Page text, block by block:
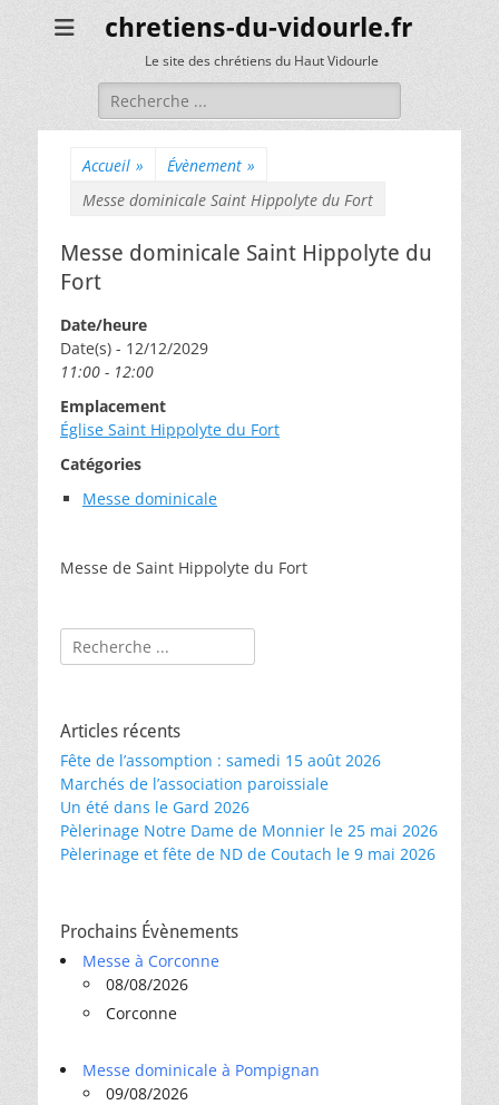
chretiens-du-vidourle.fr
Le site des chrétiens du Haut Vidourle
Rechercher :
Accueil » Évènement »
Messe dominicale Saint Hippolyte du Fort
Messe dominicale Saint Hippolyte du
Fort
Date/heure
Date(s) - 12/12/2029
11:00 - 12:00
Emplacement
Église Saint Hippolyte du Fort
Catégories
Messe dominicale
Messe de Saint Hippolyte du Fort
Rechercher :
Articles récents
Fête de l’assomption : samedi 15 août 2026
Marchés de l’association paroissiale
Un été dans le Gard 2026
Pèlerinage Notre Dame de Monnier le 25 mai 2026
Pèlerinage et fête de ND de Coutach le 9 mai 2026
Prochains Évènements
Messe à Corconne
08/08/2026
Corconne
Messe dominicale à Pompignan
09/08/2026